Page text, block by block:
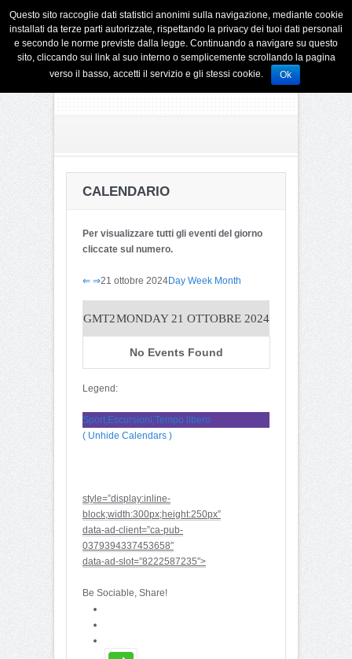
CALENDARIO
Per visualizzare tutti gli eventi del giorno
cliccate sul numero.
⇐ ⇒21 ottobre 2024Day Week Month
GMT2MONDAY 21 OTTOBRE 2024
No Events Found
Legend:
Sport,Escursioni,Tempo libero
( Unhide Calendars )
style=”display:inline-
block;width:300px;height:250px”
data-ad-client=”ca-pub-
0379394337453658″
data-ad-slot=”8222587235″>
Be Sociable, Share!
Questo sito raccoglie dati statistici anonimi sulla navigazione, mediante cookie
installati da terze parti autorizzate, rispettando la privacy dei tuoi dati personali
e secondo le norme previste dalla legge. Continuando a navigare su questo
sito, cliccando sui link al suo interno o semplicemente scrollando la pagina
verso il basso, accetti il servizio e gli stessi cookie.
Ok